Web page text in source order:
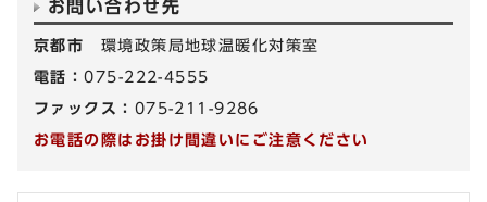
お問い合わせ先
京都市 環境政策局地球温暖化対策室
電話：075-222-4555
ファックス： 075-211-9286
お電話の際はお掛け間違いにご注意ください